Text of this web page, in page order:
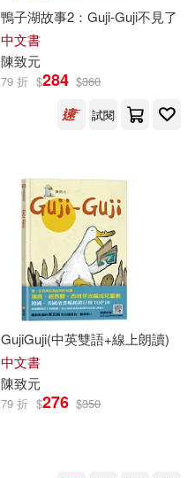
鴨子湖故事2：Guji-Guji不見了
中文書
陳致元
79 折 $284 $360
試閱
GujiGuji(中英雙語+線上朗讀)
中文書
陳致元
79 折 $276 $350